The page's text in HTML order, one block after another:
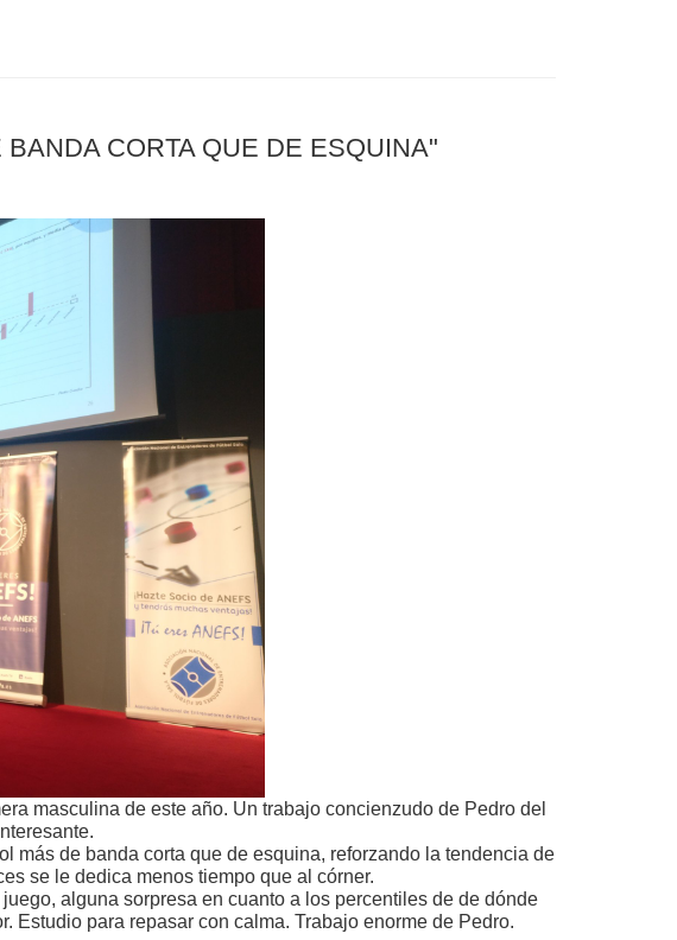
CORTA QUE DE ESQUINA"
masculina de este año. Un trabajo concienzudo de Pedro del
más de banda corta que de esquina, reforzando la tendencia de
se le dedica menos tiempo que al córner.
alguna sorpresa en cuanto a los percentiles de de dónde
Estudio para repasar con calma. Trabajo enorme de Pedro.